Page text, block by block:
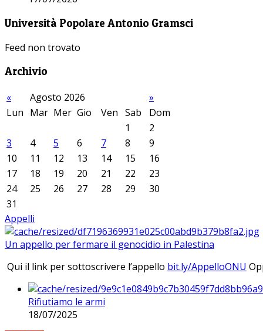
Università Popolare Antonio Gramsci
Feed non trovato
Archivio
« Agosto 2026
»
Lun Mar Mer Gio Ven Sab
Dom
1
2
3
4 5 6 7 8
9
10
11 12 13 14 15
16
17
18 19 20 21 22
23
24
25 26 27 28 29
30
31
Appelli
Un appello per fermare il genocidio in Palestina
Qui il link per sottoscrivere l’appello bit.ly/AppelloONU
Rifiutiamo le armi
18/07/2025